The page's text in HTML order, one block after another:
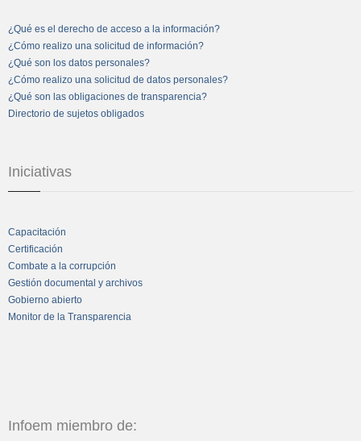
¿Qué es el derecho de acceso a la información?
¿Cómo realizo una solicitud de información?
¿Qué son los datos personales?
¿Cómo realizo una solicitud de datos personales?
¿Qué son las obligaciones de transparencia?
Directorio de sujetos obligados
Iniciativas
Capacitación
Certificación
Combate a la corrupción
Gestión documental y archivos
Gobierno abierto
Monitor de la Transparencia
Infoem miembro de: